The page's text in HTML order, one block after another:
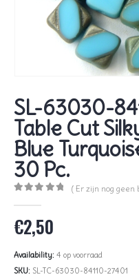
SL-63030-
Table Cut
Blue
30 Pc.
( Er zijn nog geen
€2,50
Availability: 4 op voorraad
SKU: SL-TC-63030-84110-27401